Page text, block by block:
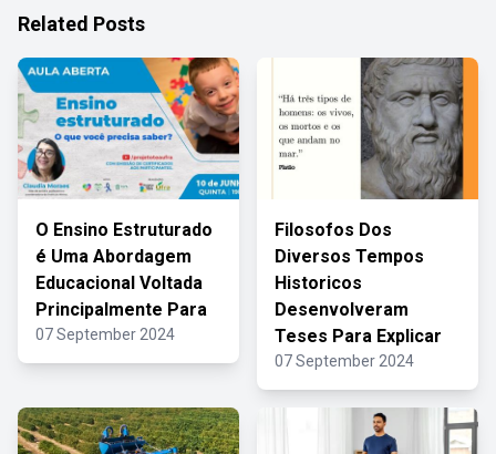
Related Posts
O Ensino Estruturado
é Uma Abordagem
Educacional Voltada
Principalmente Para
07 September 2024
Filosofos Dos
Diversos Tempos
Historicos
Desenvolveram
Teses Para Explicar
07 September 2024